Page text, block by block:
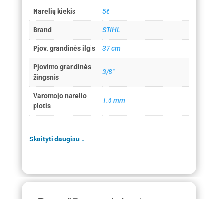
Narelių kiekis 56
Brand STIHL
Pjov. grandinės ilgis 37 cm
Pjovimo grandinės
žingsnis
3/8"
Varomojo narelio
plotis
1.6 mm
Skaityti daugiau ↓